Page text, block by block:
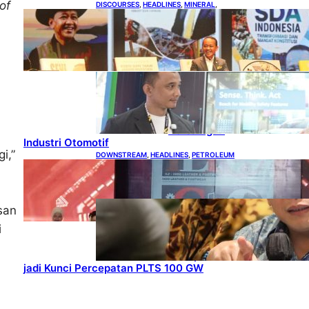
DISCOURSES HEADLINES MINERAL
Bahlil Luncurkan 10 Buku
Rekam Jejak Kepemimpinan
dan Kebijakan
HEADLINES
TECHNOLOGY
Teknologi
Keselamatan,
Penentu Baru
Persaingan
Industri Otomotif
DOWNSTREAM HEADLINES PETROLEUM
Terbuka, Peluang Usaha
bagi IKM Alas Kaki Lokal
ENERGY ,
HEADLINES ,
RENEWABLE
IESR:
Kepemimpina
n Terpadu
jadi Kunci Percepatan PLTS 100 GW